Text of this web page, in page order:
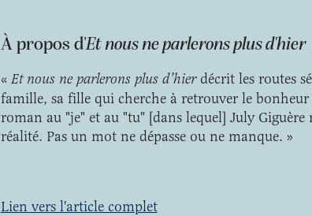
À propos d'Et nous ne parlerons plus d'hier
« Et nous ne parlerons plus d’hierdécrit les routes
famille, sa fille qui cherche à retrouver le
roman au "je" et au "tu" [dans lequel] July
réalité. Pas un mot ne dépasse ou ne manque. »
Lien vers l'article complet